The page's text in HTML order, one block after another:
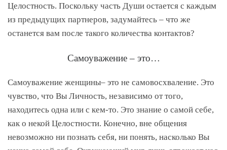
Целостность. Поскольку часть Души остается с каждым
из предыдущих партнеров, задумайтесь – что же
останется вам после такого количества контактов?
Самоуважение – это…
Самоуважение женщины– это не самовосхваление. Это
чувство, что Вы Личность, независимо от того,
находитесь одна или с кем-то. Это знание о самой себе,
как о некой Целостности. Конечно, вне общения
невозможно ни познать себя, ни понять, насколько Вы